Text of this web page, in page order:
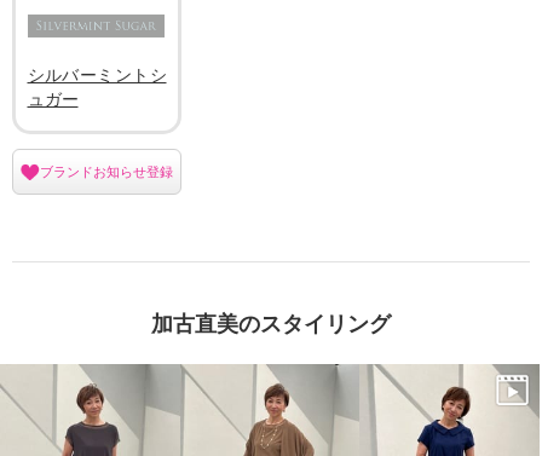
シルバーミントシ
ュガー
ブランドお知らせ登録
加古直美のスタイリング